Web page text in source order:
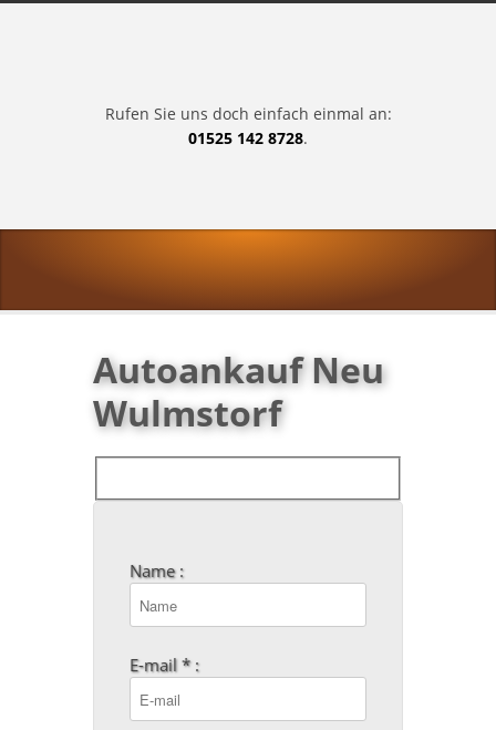
Rufen Sie uns doch einfach einmal an:
01525 142 8728.
Autoankauf Neu
Wulmstorf
Name :
E-mail * :